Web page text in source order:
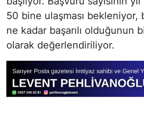
50 bine ulaşması bekleniyor,
ne kadar başarılı olduğunun
olarak değerlendiriliyor.